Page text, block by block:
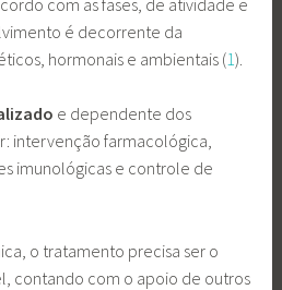
é decorrente da
hormonais e ambientais (1).
e dependente dos
intervenção farmacológica,
imunológicas e controle de
o tratamento precisa ser o
contando com o apoio de outros